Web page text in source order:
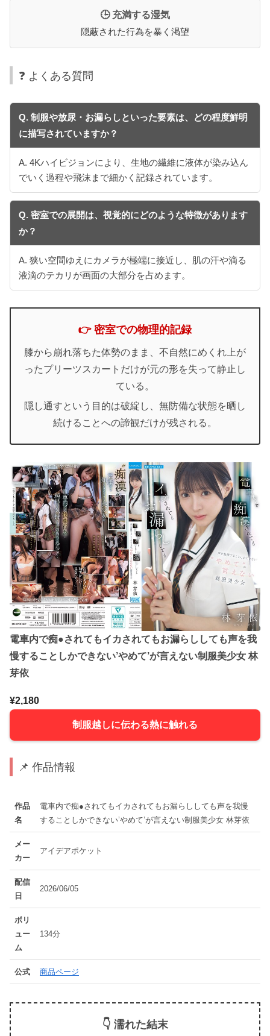
🕒 充満する湿気
隠蔽された行為を暴く渇望
❓ よくある質問
Q. 制服や放尿・お漏らしといった要素は、どの程度鮮明
に描写されていますか？
A. 4Kハイビジョンにより、生地の繊維に液体が染み込ん
でいく過程や飛沫まで細かく記録されています。
Q. 密室での展開は、視覚的にどのような特徴があります
か？
A. 狭い空間ゆえにカメラが極端に接近し、肌の汗や滴る
液滴のテカリが画面の大部分を占めます。
👉 密室での物理的記録
膝から崩れ落ちた体勢のまま、不自然にめくれ上が
ったプリーツスカートだけが元の形を失って静止し
ている。
隠し通すという目的は破綻し、無防備な状態を晒し
続けることへの諦観だけが残される。
電車内で痴●されてもイカされてもお漏らししても声を我
慢することしかできない’やめて’が言えない制服美少女 林
芽依
¥2,180
制服越しに伝わる熱に触れる
📌 作品情報
作品
名
電車内で痴●されてもイカされてもお漏らししても声を我慢
することしかできない’やめて’が言えない制服美少女 林芽依
メー
カー
アイデアポケット
配信
日
2026/06/05
ボリ
ュー
ム
134分
公式 商品ページ
👇 濡れた結末